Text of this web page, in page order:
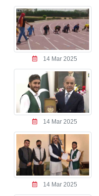
14 Mar 2025
14 Mar 2025
14 Mar 2025